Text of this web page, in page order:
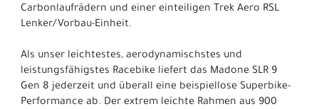
Carbonlaufrädern und einer einteiligen Trek Aero RSL
Lenker/Vorbau-Einheit.
Als unser leichtestes, aerodynamischstes und
leistungsfähigstes Racebike liefert das Madone SLR 9
Gen 8 jederzeit und überall eine beispiellose Superbike-
Performance ab. Der extrem leichte Rahmen aus 900